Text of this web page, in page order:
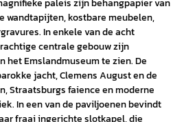
paleis zijn behangpapier van
wandtapijten, kostbare meubelen,
In enkele van de acht
centrale gebouw zijn
het Emslandmuseum te zien. De
jacht, Clemens August en de
Straatsburgs faience en moderne
In een van de paviljoenen bevindt
fraai ingerichte slotkapel, die